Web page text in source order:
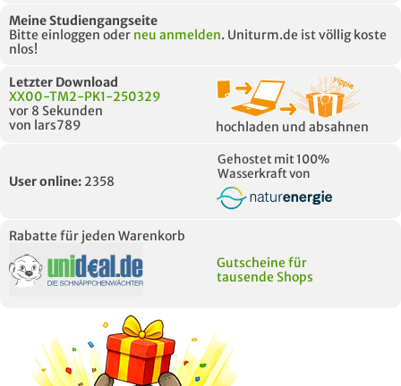
Meine Studiengangseite
Bitte einloggen oder neu anmelden. Uniturm.de ist völlig koste
nlos!
Letzter Download
XX00-TM2-PK1-250329
vor 8 Sekunden
von lars789
hochladen und absahnen
User online: 2358
Gehostet mit 100%
Wasserkraft von
Rabatte für jeden Warenkorb
Gutscheine für
tausende Shops